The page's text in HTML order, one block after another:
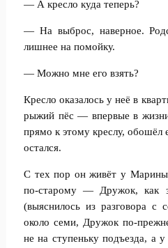
— А кресло куда теперь?
— На выброс, наверное.
лишнее на помойку.
— Можно мне его взять?
Кресло оказалось у неё в
рыжий пёс — впервые в
прямо к этому креслу, обошёл
остался.
С тех пор он живёт у
по-старому — Дружок, как
(выяснилось из разговора с
около семи, Дружок по-
не на ступеньку подъезда, а